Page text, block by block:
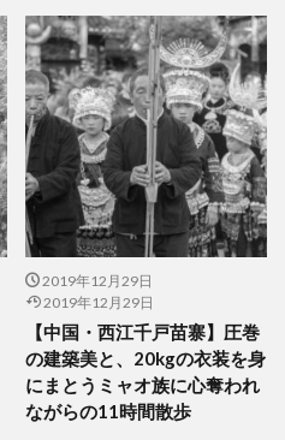
2019年12月29日
2019年12月29日
【中国・西江千戸苗寨】圧巻
の建築美と、20kgの衣装を身
にまとうミャオ族に心奪われ
ながらの11時間散歩